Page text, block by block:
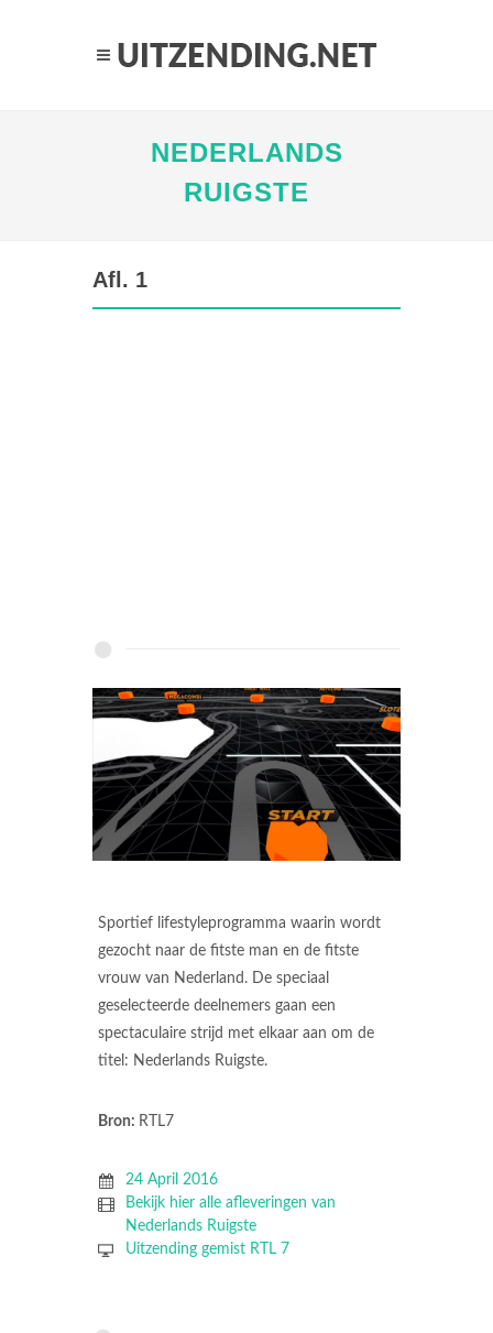
NEDERLANDS
RUIGSTE
Afl. 1
Sportief lifestyleprogramma waarin wordt
gezocht naar de fitste man en de fitste
vrouw van Nederland. De speciaal
geselecteerde deelnemers gaan een
spectaculaire strijd met elkaar aan om de
titel: Nederlands Ruigste.
Bron: RTL7
24 April 2016
Bekijk hier alle afleveringen van
Nederlands Ruigste
Uitzending gemist RTL 7